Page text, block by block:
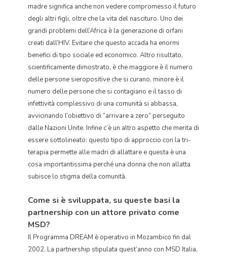
madre significa anche non vedere compromesso il futuro
degli altri figli, oltre che la vita del nascituro. Uno dei
grandi problemi dell’Africa è la generazione di orfani
creati dall’HIV. Evitare che questo accada ha enormi
benefici di tipo sociale ed economico. Altro risultato,
scientificamente dimostrato, è che maggiore è il numero
delle persone sieropositive che si curano, minore è il
numero delle persone che si contagiano e il tasso di
infettività complessivo di una comunità si abbassa,
avvicinando l’obiettivo di “arrivare a zero” perseguito
dalle Nazioni Unite. Infine c’è un altro aspetto che merita di
essere sottolineato: questo tipo di approccio con la tri-
terapia permette alle madri di allattare e questa è una
cosa importantissima perché una donna che non allatta
subisce lo stigma della comunità.
Come si è sviluppata, su queste basi la
partnership con un attore privato come
MSD?
Il Programma DREAM è operativo in Mozambico fin dal
2002. La partnership stipulata quest’anno con MSD Italia,